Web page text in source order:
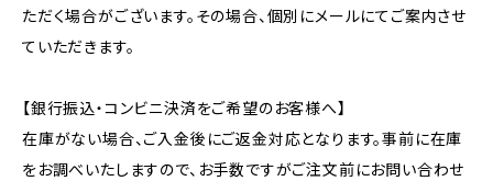
ただく場合がございます。その場合、個別にメールにてご案内させ
ていただきます。
【銀行振込・コンビニ決済をご希望のお客様へ】
在庫がない場合、ご入金後にご返金対応となります。事前に在庫
をお調べいたしますので、お手数ですがご注文前にお問い合わせ